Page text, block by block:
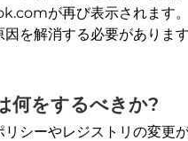
が再び表示されます
因を解消する必要がありま
何をするべきか?
リシーやレジストリの変更